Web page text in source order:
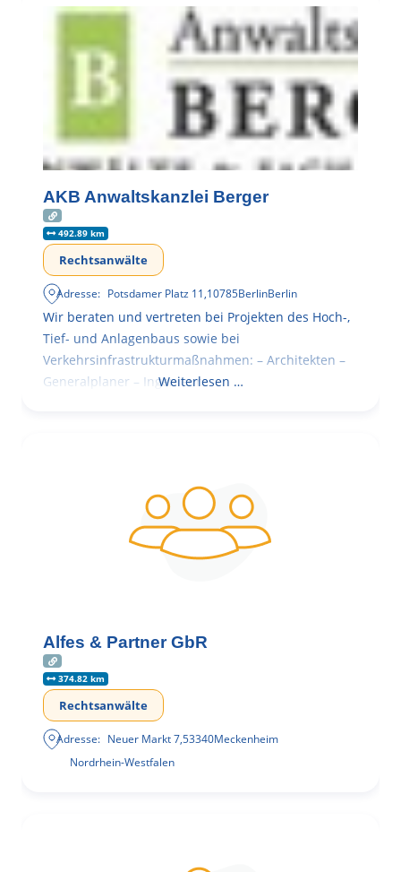
AKB Anwaltskanzlei Berger
492.89 km
Rechtsanwälte
Adresse: Potsdamer Platz 11,10785BerlinBerlin
Wir beraten und vertreten bei Projekten des Hoch-,
Tief- und Anlagenbaus sowie bei
Verkehrsinfrastrukturmaßnahmen: – Architekten –
Generalplaner – Ingenieure
Weiterlesen …
Alfes & Partner GbR
374.82 km
Rechtsanwälte
Adresse: Neuer Markt 7,53340Meckenheim
Nordrhein-Westfalen